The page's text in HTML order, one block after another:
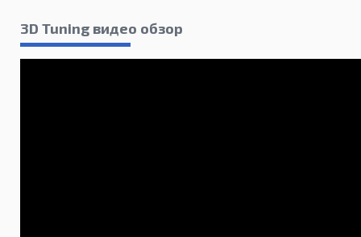
3D Tuning видео обзор